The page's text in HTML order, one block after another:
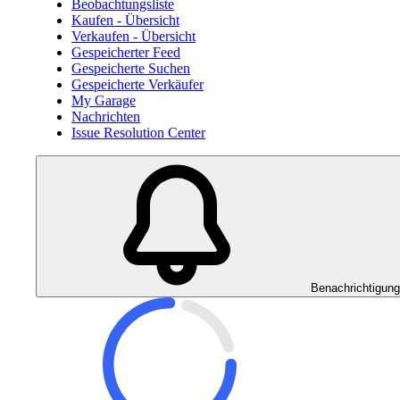
Beobachtungsliste
Kaufen - Übersicht
Verkaufen - Übersicht
Gespeicherter Feed
Gespeicherte Suchen
Gespeicherte Verkäufer
My Garage
Nachrichten
Issue Resolution Center